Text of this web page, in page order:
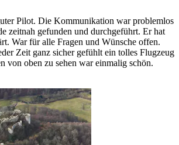
Pilot. Die Kommunikation war problemlos
zeitnah gefunden und durchgeführt. Er hat
War für alle Fragen und Wünsche offen.
Zeit ganz sicher gefühlt ein tolles Flugzeug
von oben zu sehen war einmalig schön.